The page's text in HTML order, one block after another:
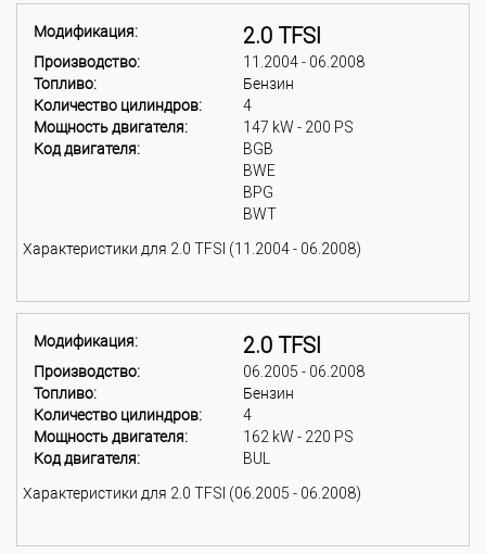
Модификация: 2.0 TFSI
Производство:
11.2004 - 06.2008
Топливо:
Бензин
Количество цилиндров:
4
Мощность двигателя:
147 kW - 200 PS
Код двигателя:
BGB
BWE
BPG
BWT
Характеристики для 2.0 TFSI (11.2004 - 06.2008)
Модификация: 2.0 TFSI
Производство:
06.2005 - 06.2008
Топливо:
Бензин
Количество цилиндров:
4
Мощность двигателя:
162 kW - 220 PS
Код двигателя:
BUL
Характеристики для 2.0 TFSI (06.2005 - 06.2008)